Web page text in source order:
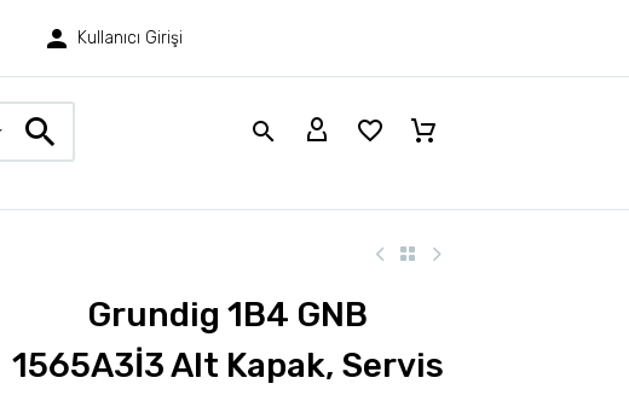
Kullanıcı Girişi
Grundig 1B4 GNB
1565A3İ3 Alt Kapak, Servis